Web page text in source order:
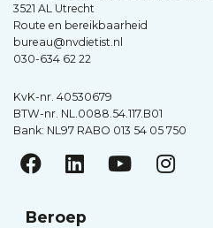
3521 AL Utrecht
Route en bereikbaarheid
bureau@nvdietist.nl
030-634 62 22
KvK-nr. 40530679
BTW-nr. NL.0088.54.117.B01
Bank: NL97 RABO 013 54 05 750
Beroep